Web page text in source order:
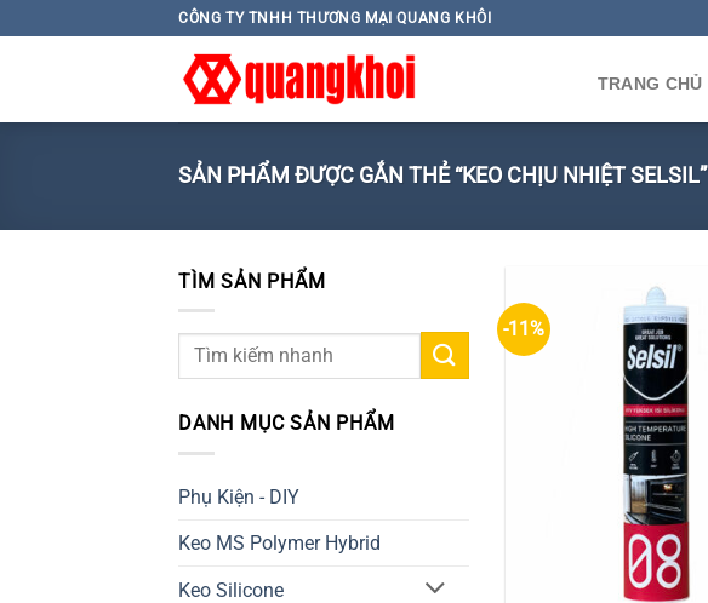
to
CÔNG TY TNHH THƯƠNG MẠI QUANG KHÔI
TRANG CHỦ
SẢN PHẨM ĐƯỢC GẮN THẺ “KEO CHỊU NHIỆT SELSIL”
TÌM SẢN PHẨM
Tìm
kiếm:
DANH MỤC SẢN PHẨM
Phụ Kiện - DIY
Keo MS Polymer Hybrid
Keo Silicone
-11%